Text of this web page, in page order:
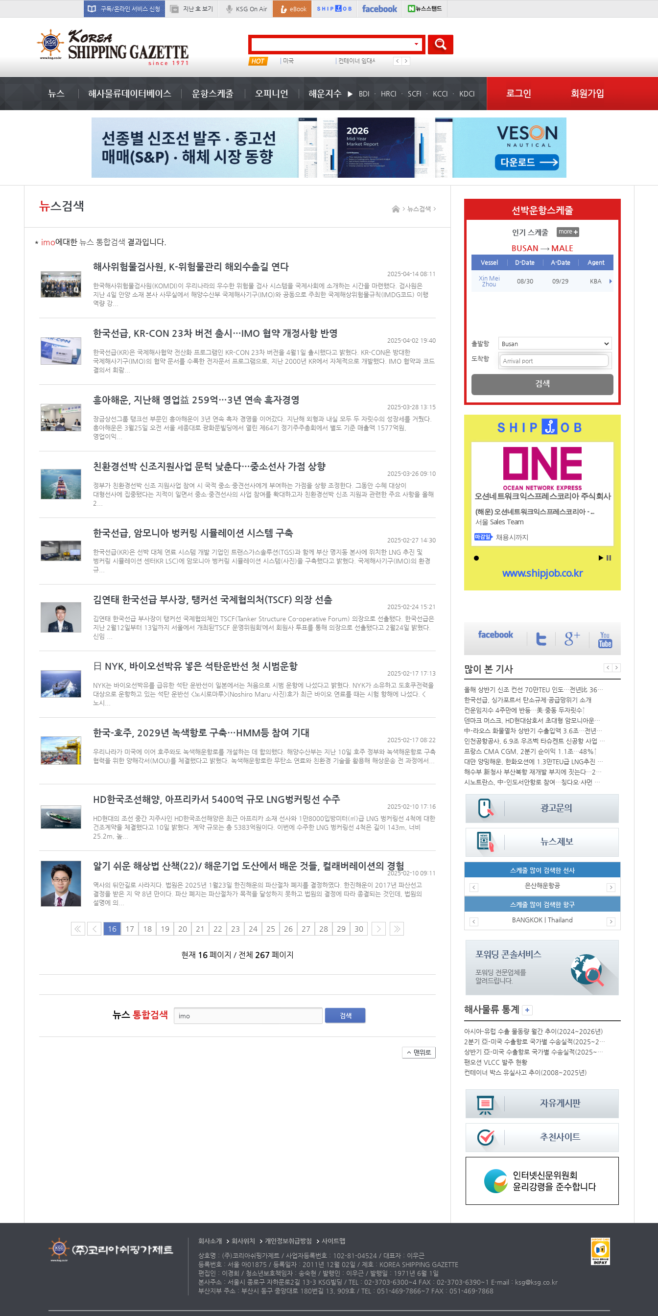
구독/온라인 서비스 신청 지난 호 보기 KSG On Air eBook
완하이 ??? ??? 미국 컨테이너 임대사 더블
뉴스 해사물류데이터베이스 운항스케줄 오피니언 해운지수 BDI HRCI SCFI KCCI KDCI 로그인 회원가입
뉴스검색 뉴스검색
* imo에대한 뉴스 통합검색 결과입니다.
해사위험물검사원, K-위험물관리 해외수출길 연다
2025-04-14 08:11
한국해사위험물검사원(KOMDI)이 우리나라의 우수한 위험물 검사 시스템을 국제사회에 소개하는 시간을 마련했다. 검사원은
지난 4일 안양 소재 본사 사무실에서 해양수산부 국제해사기구(IMO)와 공동으로 주최한 국제해상위험물규칙(IMDG코드) 이행
역량 강...
한국선급, KR-CON 23차 버전 출시…IMO 협약 개정사항 반영
2025-04-02 19:40
한국선급(KR)은 국제해사협약 전산화 프로그램인 KR-CON 23차 버전을 4월1일 출시했다고 밝혔다. KR-CON은 방대한
국제해사기구(IMO)의 협약 문서를 수록한 전자문서 프로그램으로, 지난 2000년 KR에서 자체적으로 개발했다. IMO 협약과 코드
결의서 회람...
흥아해운, 지난해 영업益 259억…3년 연속 흑자경영
2025-03-28 13:15
장금상선그룹 탱크선 부문인 흥아해운이 3년 연속 흑자 경영을 이어갔다. 지난해 외형과 내실 모두 두 자릿수의 성장세를 거뒀다.
흥아해운은 3월25일 오전 서울 세종대로 광화문빌딩에서 열린 제64기 정기주주총회에서 별도 기준 매출액 1577억원,
영업이익...
친환경선박 신조지원사업 문턱 낮춘다…중소선사 가점 상향
2025-03-26 09:10
정부가 친환경선박 신조 지원사업 참여 시 국적 중소·중견선사에게 부여하는 가점을 상향 조정한다. 그동안 수혜 대상이
대형선사에 집중됐다는 지적이 일면서 중소·중견선사의 사업 참여를 확대하고자 친환경선박 신조 지원과 관련한 주요 사항을 올해
2...
한국선급, 암모니아 벙커링 시뮬레이션 시스템 구축
2025-02-27 14:30
한국선급(KR)은 선박 대체 연료 시스템 개발 기업인 트랜스가스솔루션(TGS)과 함께 부산 명지동 본사에 위치한 LNG 추진 및
벙커링 시뮬레이션 센터KR LSC)에 암모니아 벙커링 시뮬레이션 시스템(사진)을 구축했다고 밝혔다. 국제해사기구(IMO)의 환경
규...
김연태 한국선급 부사장, 탱커선 국제협의처(TSCF) 의장 선출
2025-02-24 15:21
김연태 한국선급 부사장이 탱커선 국제협의체인 TSCF(Tanker Structure Co-operative Forum) 의장으로 선출됐다. 한국선급은
지난 2월12일부터 13일까지 서울에서 개최된‘TSCF 운영위원회’에서 회원사 투표를 통해 의장으로 선출됐다고 2월24일 밝혔다.
신임 ...
日 NYK, 바이오선박유 넣은 석탄운반선 첫 시범운항
2025-02-17 17:13
NYK는 바이오선박유를 급유한 석탄 운반선이 일본에서는 처음으로 시범 운항에 나섰다고 밝혔다. NYK가 소유하고 도호쿠전력을
대상으로 운항하고 있는 석탄 운반선 <노시로마루>(Noshiro Maru·사진)호가 최근 바이오 연료를 때는 시험 항해에 나섰다. <
노시...
한국-호주, 2029년 녹색항로 구축…HMM등 참여 기대
2025-02-17 08:22
우리나라가 미국에 이어 호주와도 녹색해운항로를 개설하는 데 합의했다. 해양수산부는 지난 10일 호주 정부와 녹색해운항로 구축
협력을 위한 양해각서(MOU)를 체결했다고 밝혔다. 녹색해운항로란 무탄소 연료와 친환경 기술을 활용해 해상운송 전 과정에서...
HD한국조선해양, 아프리카서 5400억 규모 LNG벙커링선 수주
2025-02-10 17:16
HD현대의 조선 중간 지주사인 HD한국조선해양은 최근 아프리카 소재 선사와 1만8000입방미터(㎥)급 LNG 벙커링선 4척에 대한
건조계약을 체결했다고 10일 밝혔다. 계약 규모는 총 5383억원이다. 이번에 수주한 LNG 벙커링선 4척은 길이 143m, 너비
25.2m, 높...
알기 쉬운 해상법 산책(22)/ 해운기업 도산에서 배운 것들, 컬래버레이션의 경험
2025-02-10 09:11
역사의 뒤안길로 사라지다. 법원은 2025년 1월23일 한진해운의 파산절차 폐지를 결정하였다. 한진해운이 2017년 파산선고
결정을 받은 지 약 8년 만이다. 파산 폐지는 파산절차가 목적을 달성하지 못하고 법원의 결정에 따라 종결되는 것인데, 법원의
설명에 의...
16 17 18 19 20 21 22 23 24 25 26 27 28 29 30
현재 16페이지 / 전체 267 페이지
뉴스 통합검색 검색
선박운항스케줄
인기 스케줄
BUSAN MALE
Vessel D-Date A-Date Agent
Xin Mei
Zhou
08/30 09/29 KBA
출발항
도착항
검색
많이 본 기사
항만공사 통합, 지방분권 역행하는 졸속행정
BDI 2936포인트…벌크선 시장, 全 선형서 동반 상승
해수부, 부산해심원 심판관 개방형 직위 공모
울산항만공사, 중소기업 ESG 지원사업 참여기업 모집
“바다 꿈 펼쳐라” HMM, 어린이 상선체험 행사 열어
올해 상반기 신조 컨선 70만TEU 인도…전년比 36% 감소
한국선급, 싱가포르서 탄소규제·공급망위기 소개
컨운임지수 4주만에 반등…美·중동 두자릿수↑
덴마크 머스크, HD현대삼호서 초대형 암모니아운반선 인도받아
中-라오스 화물열차 상반기 수출입액 3.6조…전년比 34%↑
인천공항공사, 6.9조 우즈벡 타슈켄트 신공항 사업 참여
프랑스 CMA CGM, 2분기 순이익 1.1조…48%↑
대만 양밍해운, 한화오션에 1.3만TEU급 LNG추진 컨선 6척 발주
해수부 新청사 부산북항 재개발 부지에 짓는다…2030년 완공
시노트란스, 中-인도서안항로 참여…칭다오·샤먼 직항
스케줄 많이 검색한 선사
(주)맥스피드 은산해운항공
스케줄 많이 검색한 항구
BANGKOK | Thailand
해사물류 통계
아시아-유럽 수출 물동량 월간 추이(2024~2026년)
2분기 亞-미국 수출항로 국가별 수송실적(2025~2026년)
상반기 亞-미국 수출항로 국가별 수송실적(2025~2026년)
팬오션 VLCC 발주 현황
컨테이너 박스 유실사고 추이(2008~2025년)
회사소개 회사위치 개인정보취급방침
사이트맵
상호명 : (주)코리아쉬핑가제트 / 사업자등록번호 : 102-81-04524 / 대표자 : 이우근
등록번호 : 서울 아01875 / 등록일자 : 2011년 12월 02일 / 제호 : KOREA SHIPPING GAZETTE
편집인 : 이경희 / 청소년보호책임자 : 송숙현 / 발행인 : 이우근 / 발행일 : 1971년 6월 1일
본사주소 : 서울시 종로구 자하문로2길 13-3 KSG빌딩 / TEL : 02-3703-6300~4 FAX : 02-3703-6390~1 E-mail : ksg@ksg.co.kr
부산지부 주소 : 부산시 동구 중앙대로 180번길 13, 909호 / TEL : 051-469-7866~7 FAX : 051-469-7868